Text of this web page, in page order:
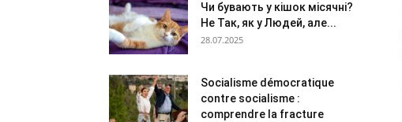
Чи бувають у кішок місячні?
Не Так, як у Людей, але...
28.07.2025
Socialisme démocratique
contre socialisme :
comprendre la fracture